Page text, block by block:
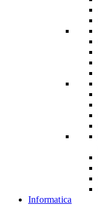
Informatica